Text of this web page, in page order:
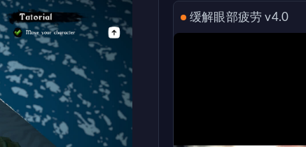
缓解眼部疲劳 v4.0